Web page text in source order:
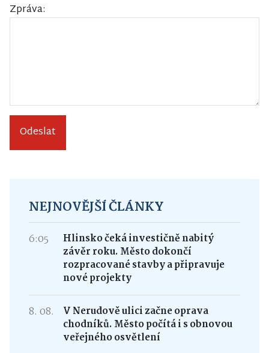
Zpráva:
Odeslat
NEJNOVĚJŠÍ ČLÁNKY
6:05
Hlinsko čeká investičně nabitý
závěr roku. Město dokončí
rozpracované stavby a připravuje
nové projekty
8. 08.
V Nerudově ulici začne oprava
chodníků. Město počítá i s obnovou
veřejného osvětlení